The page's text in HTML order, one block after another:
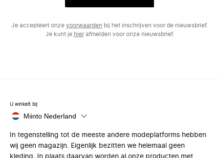
Je accepteert onze voorwaarden bij het inschrijven voor de nieuwsbrief.
Je kunt je hierafmelden voor onze nieuwsbrief.
U winkelt bij
Miinto Nederland
In tegenstelling tot de meeste andere modeplatforms hebben
wij geen magazijn. Eigenlijk bezitten we helemaal geen
kleding. In plaats daarvan worden al onze producten met